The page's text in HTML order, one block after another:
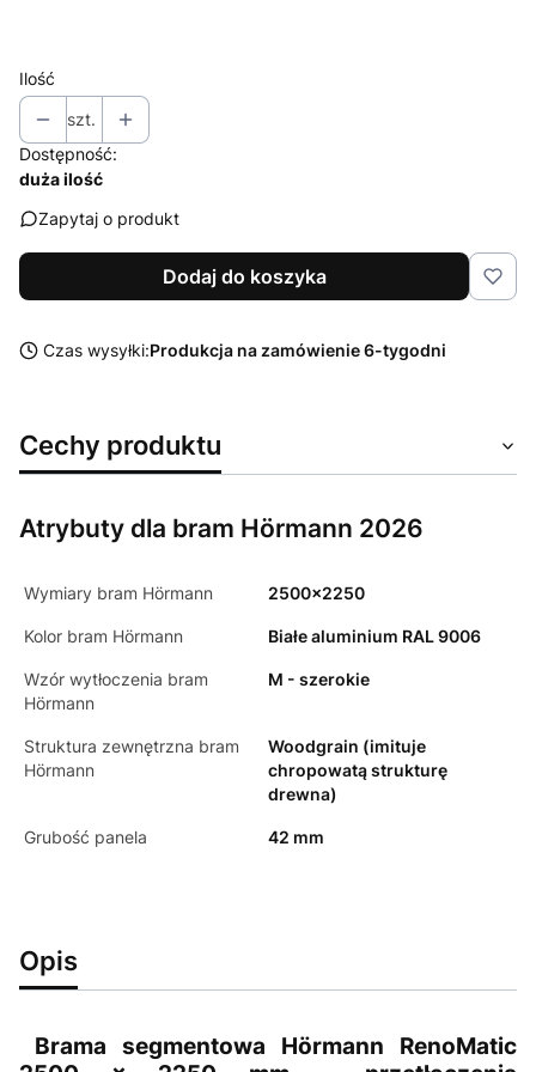
Ilość
szt.
Dostępność:
duża ilość
Zapytaj o produkt
Dodaj do koszyka
Czas wysyłki:Produkcja na zamówienie 6-tygodni
Cechy produktu
Atrybuty dla bram Hörmann 2026
Wymiary bram Hörmann 2500x2250
Kolor bram Hörmann Białe aluminium RAL 9006
Wzór wytłoczenia bram
Hörmann
M - szerokie
Struktura zewnętrzna bram
Hörmann
Woodgrain (imituje
chropowatą strukturę
drewna)
Grubość panela 42 mm
Opis
Brama segmentowa Hörmann RenoMatic